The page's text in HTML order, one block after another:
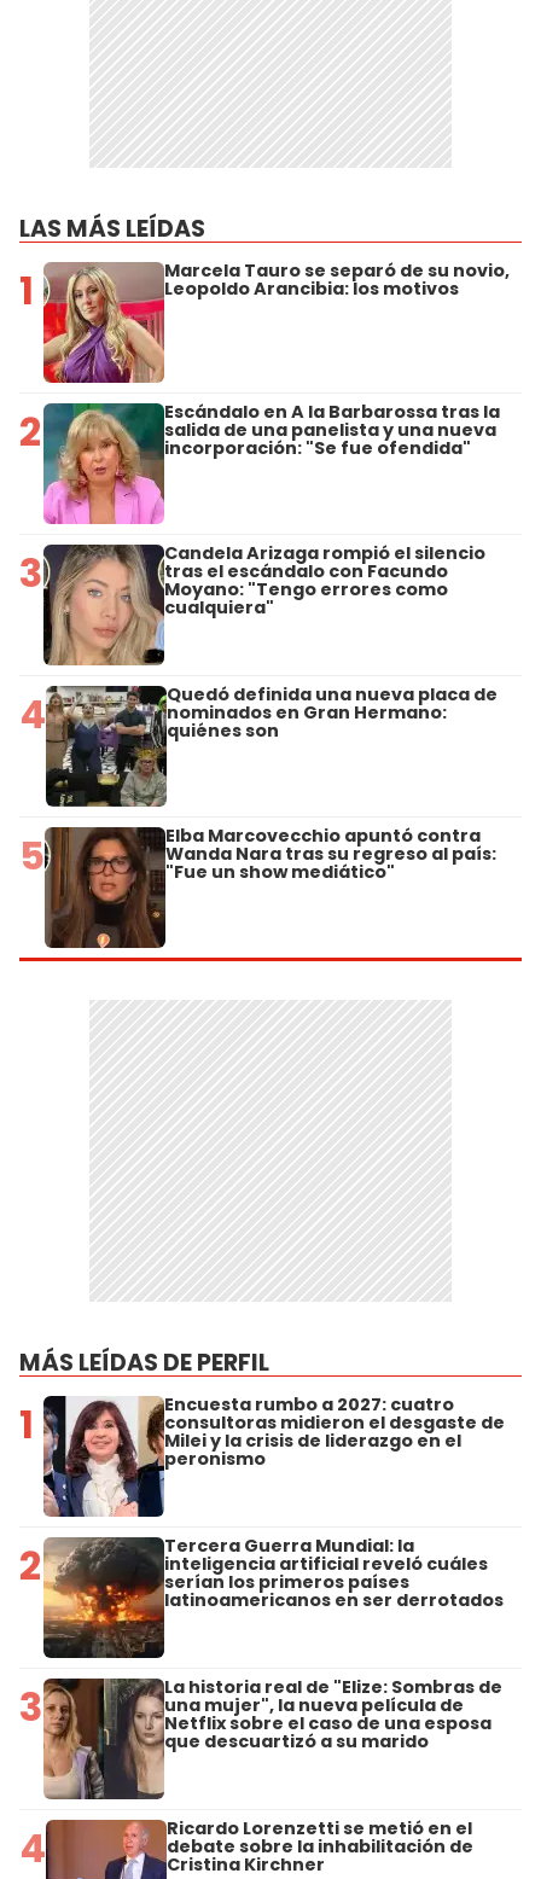
LAS MÁS LEÍDAS
1 Marcela Tauro se separó de su novio,
Leopoldo Arancibia: los motivos
2 Escándalo en A la Barbarossa tras la
salida de una panelista y una nueva
incorporación: "Se fue ofendida"
3 Candela Arizaga rompió el silencio
tras el escándalo con Facundo
Moyano: "Tengo errores como
cualquiera"
4 Quedó definida una nueva placa de
nominados en Gran Hermano:
quiénes son
5 Elba Marcovecchio apuntó contra
Wanda Nara tras su regreso al país:
"Fue un show mediático"
MÁS LEÍDAS DE PERFIL
1 Encuesta rumbo a 2027: cuatro
consultoras midieron el desgaste de
Milei y la crisis de liderazgo en el
peronismo
2 Tercera Guerra Mundial: la
inteligencia artificial reveló cuáles
serían los primeros países
latinoamericanos en ser derrotados
3 La historia real de "Elize: Sombras de
una mujer", la nueva película de
Netflix sobre el caso de una esposa
que descuartizó a su marido
4 Ricardo Lorenzetti se metió en el
debate sobre la inhabilitación de
Cristina Kirchner